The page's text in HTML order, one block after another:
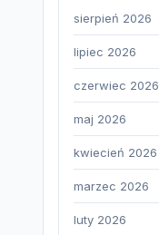
sierpień 2026
lipiec 2026
czerwiec 2026
maj 2026
kwiecień 2026
marzec 2026
luty 2026